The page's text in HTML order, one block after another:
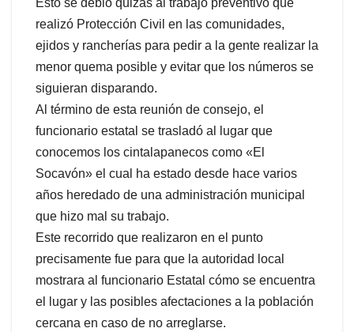
Esto se debió quizás al trabajo preventivo que
realizó Protección Civil en las comunidades,
ejidos y rancherías para pedir a la gente realizar la
menor quema posible y evitar que los números se
siguieran disparando.
Al término de esta reunión de consejo, el
funcionario estatal se trasladó al lugar que
conocemos los cintalapanecos como «El
Socavón» el cual ha estado desde hace varios
años heredado de una administración municipal
que hizo mal su trabajo.
Este recorrido que realizaron en el punto
precisamente fue para que la autoridad local
mostrara al funcionario Estatal cómo se encuentra
el lugar y las posibles afectaciones a la población
cercana en caso de no arreglarse.